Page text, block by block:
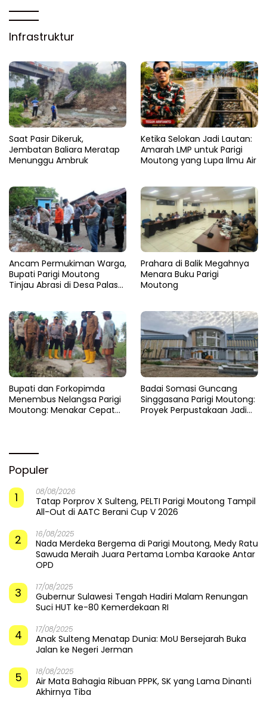
Infrastruktur
Saat Pasir Dikeruk,
Jembatan Baliara Meratap
Ketika Selokan Jadi Lautan:
Amarah LMP untuk Parigi
Moutong yang Lupa Ilmu Air
Ancam Permukiman Warga,
Bupati Parigi Moutong
Tinjau Abrasi di Desa Palasa
dan Minta Penanganan
Cepat
Menara Buku Parigi
Moutong